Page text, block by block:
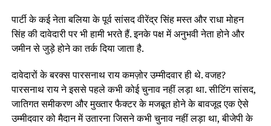
पार्टी के कई नेता बलिया के पूर्व सांसद वीरेंद्र सिंह मस्त और राधा मोहन
सिंह की दावेदारी पर भी हामी भरते हैं. इनके पक्ष में अनुभवी नेता होने और
जमीन से जुड़े होने का तर्क दिया जाता है.
दावेदारों के बरक्स पारसनाथ राय कमज़ोर उम्मीदवार ही थे. वजह?
पारसनाथ राय ने इससे पहले कभी कोई चुनाव नहीं लड़ा था. सीटिंग सांसद,
जातिगत समीकरण और मुख्तार फैक्टर के मजबूत होने के बावजूद एक ऐसे
उम्मीदवार को मैदान में उतारना जिसने कभी चुनाव नहीं लड़ा था, बीजेपी के